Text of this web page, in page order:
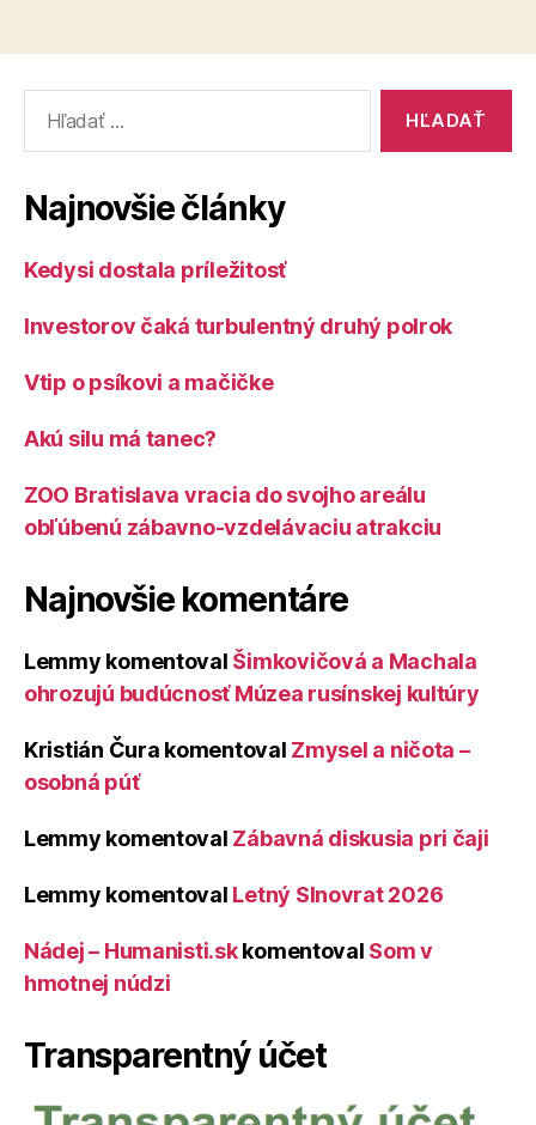
Najnovšie články
Kedysi dostala príležitosť
Investorov čaká turbulentný druhý polrok
Vtip o psíkovi a mačičke
Akú silu má tanec?
ZOO Bratislava vracia do svojho areálu
obľúbenú zábavno-vzdelávaciu atrakciu
Najnovšie komentáre
Lemmy komentoval Šimkovičová a Machala
ohrozujú budúcnosť Múzea rusínskej kultúry
Kristián Čura komentoval Zmysel a ničota –
osobná púť
Lemmy komentoval Zábavná diskusia pri čaji
Lemmy komentoval Letný Slnovrat 2026
Nádej – Humanisti.skkomentoval Som v
hmotnej núdzi
Transparentný účet